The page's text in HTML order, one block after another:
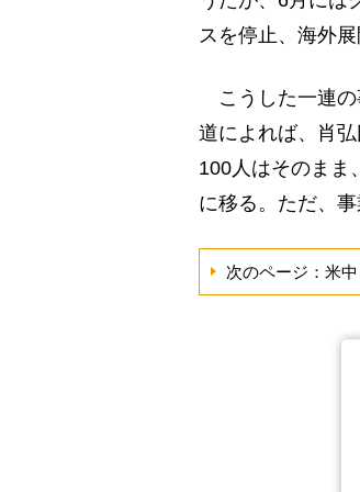
スを停止、海外
こうした一連の
道によれば、肖
100人はそのまま
に移る。ただ、
次のページ：米